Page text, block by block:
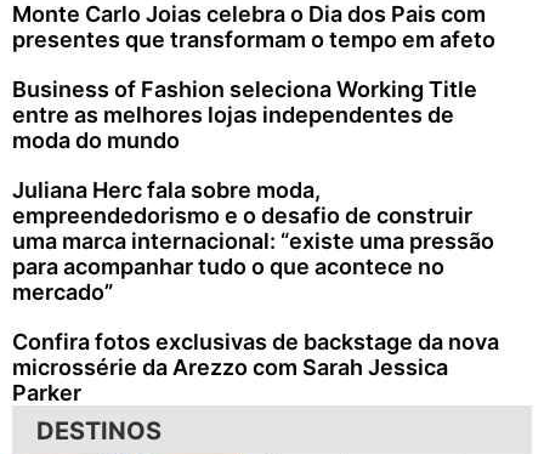
Monte Carlo Joias celebra o Dia dos Pais com
presentes que transformam o tempo em afeto
Business of Fashion seleciona Working Title
entre as melhores lojas independentes de
moda do mundo
Juliana Herc fala sobre moda,
empreendedorismo e o desafio de construir
uma marca internacional: “existe uma pressão
para acompanhar tudo o que acontece no
mercado”
Confira fotos exclusivas de backstage da nova
microssérie da Arezzo com Sarah Jessica
Parker
DESTINOS